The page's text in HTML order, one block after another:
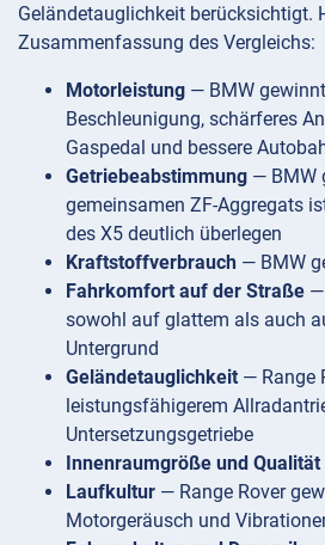
Geländetauglichkeit berücksichtigt.
Zusammenfassung des Vergleichs:
Motorleistung — BMW
Beschleunigung, schärferes
Gaspedal und bessere
Getriebeabstimmung — BMW
gemeinsamen ZF-Aggregats
des X5 deutlich überlegen
Kraftstoffverbrauch — BMW
Fahrkomfort auf der Straße —
sowohl auf glattem als auch
Untergrund
Geländetauglichkeit — Range
leistungsfähigerem
Untersetzungsgetriebe
Innenraumgröße und Qualität
Laufkultur — Range Rover
Motorgeräusch und